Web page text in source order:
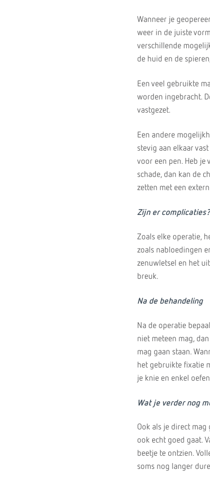
Wanneer je
weer in de juiste
verschillende
de huid en de
Een veel gebruikte
worden ingebracht.
vastgezet.
Een andere
stevig aan elkaar
voor een pen. Heb je
schade, dan kan de
zetten met een
Zijn er complicaties?
Zoals elke operatie,
zoals nabloedingen
zenuwletsel en het
breuk.
Na de behandeling
Na de operatie
niet meteen mag,
mag gaan staan.
het gebruikte fixatie
je knie en enkel
Wat je verder nog
Ook als je direct
ook echt goed gaat.
beetje te ontzien.
soms nog langer